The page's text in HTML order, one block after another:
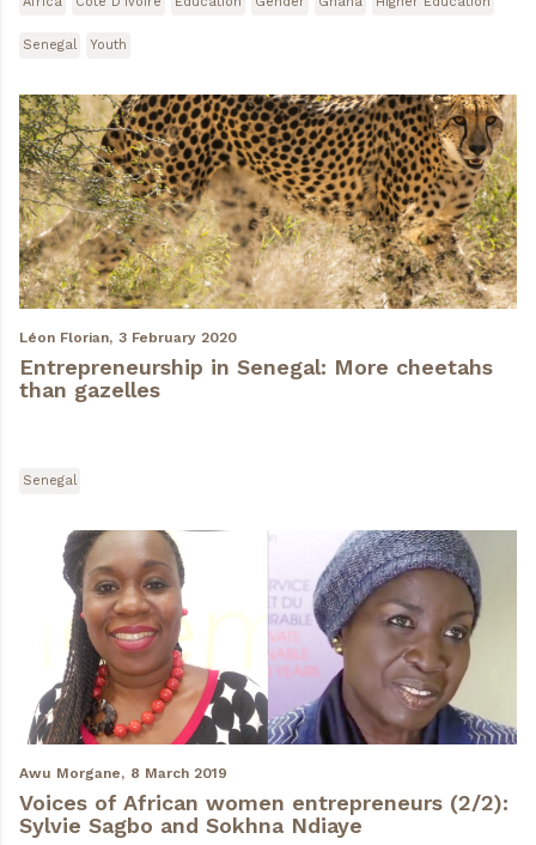
Senegal Youth
Léon Florian, 3 February 2020
Entrepreneurship in Senegal: More cheetahs
than gazelles
Senegal
Awu Morgane, 8 March 2019
Voices of African women entrepreneurs (2/2):
Sylvie Sagbo and Sokhna Ndiaye